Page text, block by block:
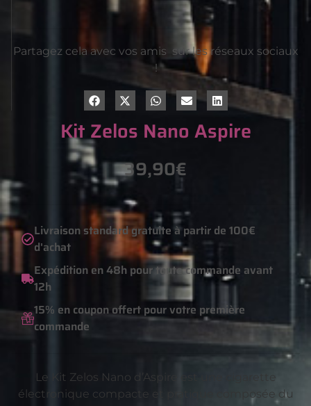
Kit Zelos Nano Aspire
39,90€
Livraison standard gratuite à partir de 100€
d'achat
Expédition en 48h pour toute commande avant
12h
15% en coupon offert pour votre première
commande
Le Kit Zelos Nano d’Aspire est une cigarette
électronique compacte et pratique composée du
Partagez cela avec vos amis sur les réseaux sociaux
!